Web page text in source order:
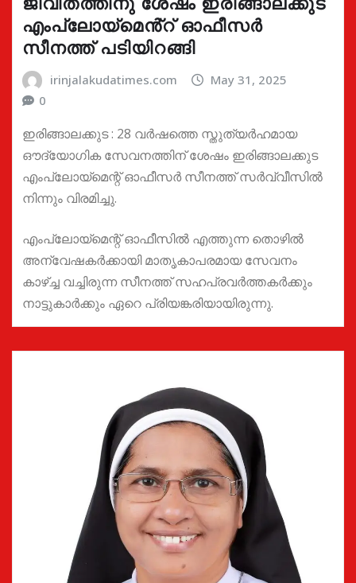
എംപ്ലോയ്മെൻ്റ് ഓഫീസർ
സീനത്ത് പടിയിറങ്ങി
irinjalakudatimes.com
May 31, 2025
0
ഇരിങ്ങാലക്കുട : 28 വർഷത്തെ സ്തുത്യർഹമായ
ഔദ്യോഗിക സേവനത്തിന് ശേഷം ഇരിങ്ങാലക്കുട
എംപ്ലോയ്മെന്റ് ഓഫീസർ സീനത്ത് സർവ്വീസിൽ
നിന്നും വിരമിച്ചു.
എംപ്ലോയ്മെന്റ് ഓഫീസിൽ എത്തുന്ന തൊഴിൽ
അന്വേഷകർക്കായി മാതൃകാപരമായ സേവനം
കാഴ്ച്ച വച്ചിരുന്ന സീനത്ത് സഹപ്രവർത്തകർക്കും
നാട്ടുകാർക്കും ഏറെ പ്രിയങ്കരിയായിരുന്നു.